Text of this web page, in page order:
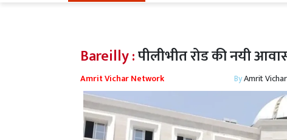
Bareilly :पीलीभीत रोड की नयी
Amrit Vichar Network ByAmrit Vichar